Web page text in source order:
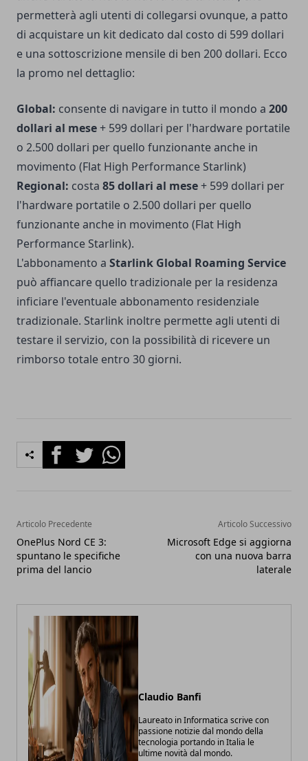
permetterà agli utenti di collegarsi ovunque, a patto
di acquistare un kit dedicato dal costo di 599 dollari
e una sottoscrizione mensile di ben 200 dollari. Ecco
la promo nel dettaglio:
Global: consente di navigare in tutto il mondo a 200
dollari al mese+ 599 dollari per l'hardware portatile
o 2.500 dollari per quello funzionante anche in
movimento (Flat High Performance Starlink)
Regional: costa 85 dollari al mese+ 599 dollari per
l'hardware portatile o 2.500 dollari per quello
funzionante anche in movimento (Flat High
Performance Starlink).
L'abbonamento a Starlink Global Roaming Service
può affiancare quello tradizionale per la residenza
inficiare l'eventuale abbonamento residenziale
tradizionale. Starlink inoltre permette agli utenti di
testare il servizio, con la possibilità di ricevere un
rimborso totale entro 30 giorni.
FacebookTwitterWhatsapp
Articolo Precedente
OnePlus Nord CE 3:
spuntano le specifiche
prima del lancio
Articolo Successivo
Microsoft Edge si aggiorna
con una nuova barra
laterale
Claudio Banfi
Laureato in Informatica scrive con
passione notizie dal mondo della
tecnologia portando in Italia le
ultime novità dal mondo.